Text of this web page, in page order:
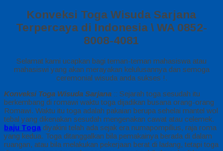
Konveksi Toga Wisuda Sarjana
Terpercaya di Indonesia \ WA 0852-
8008-4081
Selamat kami ucapkan bagi teman-teman mahasiswa atau
mahasiswi yang akan merayakan kelulusannya dan semoga
ceremonial wisuda anda sukses !.
Konveksi Toga Wisuda Sarjana :: Sejarah toga sesudah itu
berkembang di romawi waktu toga dijadikan busana orang-orang
Romawi. Waktu itu toga adalah pakaian berupa sehelai mantel wol
tebal yang dikenakan sesudah mengenakan cawat atau celemek.
baju Toga diyakini telah ada sejak era numapompilius, raja roma
yang kedua. Toga ditanggalkan bila pemakainya berada di dalam
ruangan, atau bila melakukan pekerjaan berat di ladang, tetapi toga